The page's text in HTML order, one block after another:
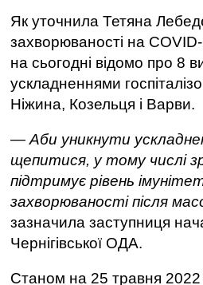
Як уточнила Тетяна
захворюваності на
на сьогодні відомо про 8
ускладненнями
Ніжина, Козельця і Варви.
— Аби уникнути
щепитися, у тому числі
підтримує рівень
захворюваності після
зазначила заступниця
Чернігівської ОДА.
Станом на 25 травня 2022